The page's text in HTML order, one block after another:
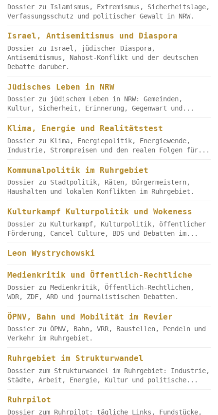
Dossier zu Islamismus, Extremismus, Sicherheitslage,
Verfassungsschutz und politischer Gewalt in NRW.
Israel, Antisemitismus und Diaspora
Dossier zu Israel, jüdischer Diaspora,
Antisemitismus, Nahost-Konflikt und der deutschen
Debatte darüber.
Jüdisches Leben in NRW
Dossier zu jüdischem Leben in NRW: Gemeinden,
Kultur, Sicherheit, Erinnerung, Gegenwart und...
Klima, Energie und Realitätstest
Dossier zu Klima, Energiepolitik, Energiewende,
Industrie, Strompreisen und den realen Folgen für...
Kommunalpolitik im Ruhrgebiet
Dossier zu Stadtpolitik, Räten, Bürgermeistern,
Haushalten und lokalen Konflikten im Ruhrgebiet.
Kulturkampf Kulturpolitik und Wokeness
Dossier zu Kulturkampf, Kulturpolitik, öffentlicher
Förderung, Cancel Culture, BDS und Debatten im...
Leon Wystrychowski
Medienkritik und Öffentlich-Rechtliche
Dossier zu Medienkritik, Öffentlich-Rechtlichen,
WDR, ZDF, ARD und journalistischen Debatten.
ÖPNV, Bahn und Mobilität im Revier
Dossier zu ÖPNV, Bahn, VRR, Baustellen, Pendeln und
Verkehr im Ruhrgebiet.
Ruhrgebiet im Strukturwandel
Dossier zum Strukturwandel im Ruhrgebiet: Industrie,
Städte, Arbeit, Energie, Kultur und politische...
Ruhrpilot
Dossier zum Ruhrpilot: tägliche Links, Fundstücke,